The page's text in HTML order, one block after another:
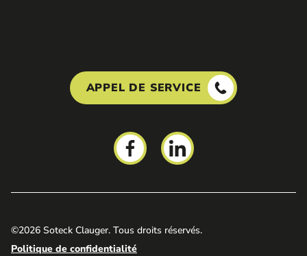
APPEL DE SERVICE
©2026 Soteck Clauger. Tous droits réservés.
Politique de confidentialité